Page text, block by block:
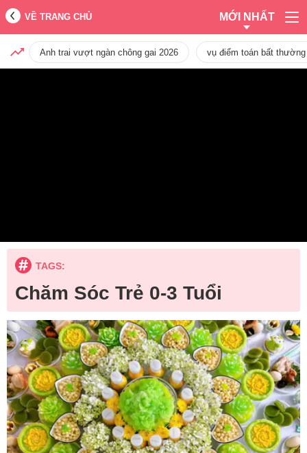
VỀ TRANG CHỦ MỚI NHẤT
Anh trai vượt ngàn chông gai 2026 vụ điểm toán bất
TAGS:
Chăm Sóc Trẻ 0-3 Tuổi